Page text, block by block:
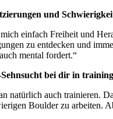
und
einfach Freiheit und
zu entdecken und
mental fordert.“
bei dir in
natürlich auch trainieren.
Boulder zu arbeiten.